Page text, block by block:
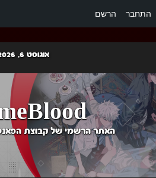
התחבר הרשם
content
אוגוסט 6, 2026
האתר הרשמי של קבוצת